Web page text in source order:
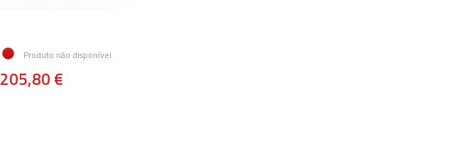
Produto não disponível
205,80 €